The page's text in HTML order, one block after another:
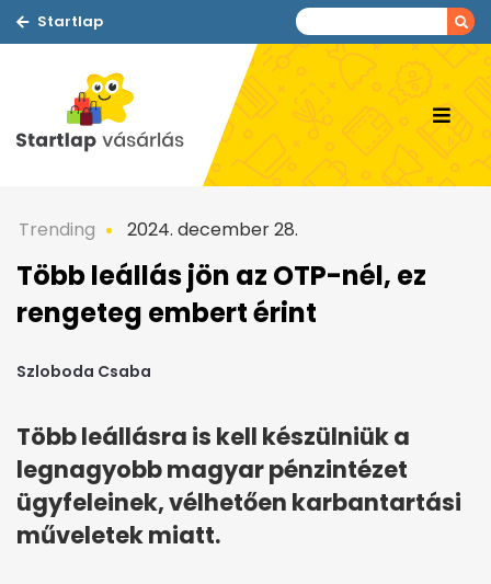
Startlap
Trending 2024. december 28.
Több leállás jön az OTP-nél, ez
rengeteg embert érint
Szloboda Csaba
Több leállásra is kell készülniük a
legnagyobb magyar pénzintézet
ügyfeleinek, vélhetően karbantartási
műveletek miatt.